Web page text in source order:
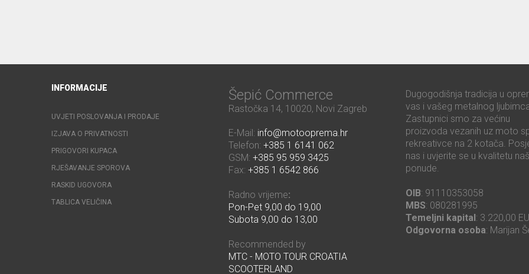
INFORMACIJE
UVJETI POSLOVANJA I PRODAJE
IZJAVA O PRIVATNOSTI
PRIGOVORI KUPACA
RJEŠAVANJE SPOROVA
RASKID UGOVORA
TABLICA VELIČINA
Šepić Commerce
Rastočka 14, 10020, Novi Zagreb
E-Mail: info@motooprema.hr
Telefon: +385 1 6141 062
GSM: +385 95 959 3425
Fax: +385 1 6542 866
Radno vrijeme:
Pon-Pet 9,00 do 19,00
Subota 9,00 do 13,00
Recommended by
MTC - MOTO TOUR CROATIA
SCOOTERLAND
Dugogodišnja tradicija u
vas i vašeg metalnog
Zastupnici smo za većinu
proizvoda vezanih uz moto
rekreativce na 2 kotača.
nas i uvjerite se u kvalitetu
ponude.
OIB: 91110353058
MBS: 080281995
Temeljni kapital : 3.220,00
Odgovorna osoba: Marijan